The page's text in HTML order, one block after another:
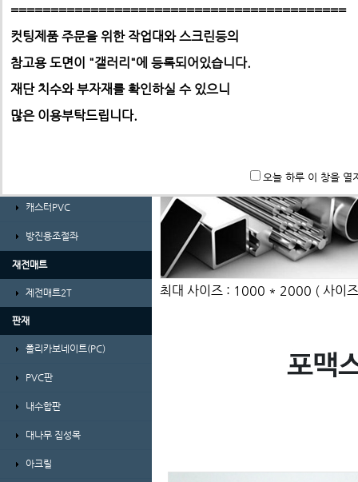
-> 택배요금은 택배사에서 픽업 후 결정합니다.
==========================================
컷팅제품 주문을 위한 작업대와 스크린등의
참고용 도면이 "갤러리"에 등록되어있습니다.
재단 치수와 부자재를 확인하실 수 있으니
많은 이용부탁드립니다.
오늘 하루 이 창을 열
ABL프로파일 30시리즈부품
ABL프로파일 40시리즈
ABL프로파일 40시리즈부품
ㄱ자앵글 및 덕트
가공비(프로파일 및 판재)
캐스터PVC
방진용조절좌
재전매트
제전매트2T
판재
폴리카보네이트(PC)
PVC판
내수합판
대나무 집성목
아크릴
최대 사이즈 : 1000 * 2000 ( 사이